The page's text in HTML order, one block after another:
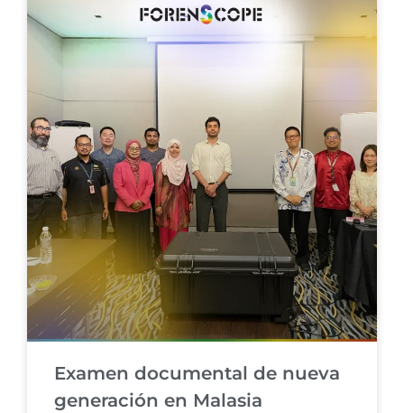
Examen documental de nueva
generación en Malasia